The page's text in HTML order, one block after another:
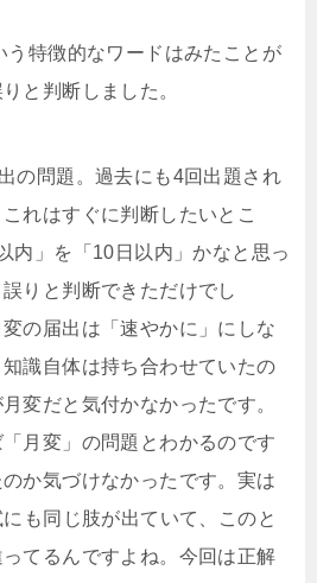
う特徴的なワードはみたことが
と判断しました。
の問題。過去にも4回出題され
れはすぐに判断したいとこ
内」を「10日以内」かなと思っ
りと判断できただけでし
の届出は「速やかに」にしな
識自体は持ち合わせていたの
変だと気付かなかったです。
月変」の問題とわかるのです
か気づけなかったです。実は
も同じ肢が出ていて、このと
てるんですよね。今回は正解